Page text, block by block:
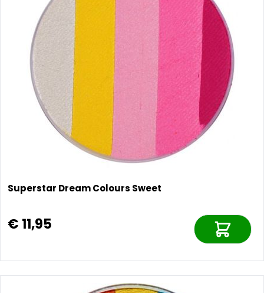
Superstar Dream Colours Sweet
€ 11,95